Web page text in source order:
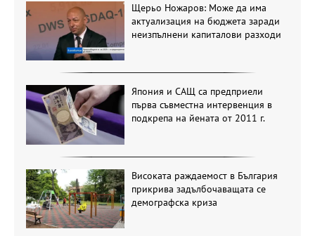
Щерьо Ножаров: Може да има
актуализация на бюджета заради
неизпълнени капиталови разходи
Япония и САЩ са предприели
първа съвместна интервенция в
подкрепа на йената от 2011 г.
Високата раждаемост в България
прикрива задълбочаващата се
демографска криза